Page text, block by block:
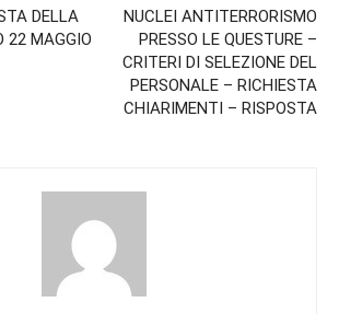
DELLA
22 MAGGIO
NUCLEI ANTITERRORISMO
PRESSO LE QUESTURE –
CRITERI DI SELEZIONE DEL
PERSONALE – RICHIESTA
CHIARIMENTI – RISPOSTA